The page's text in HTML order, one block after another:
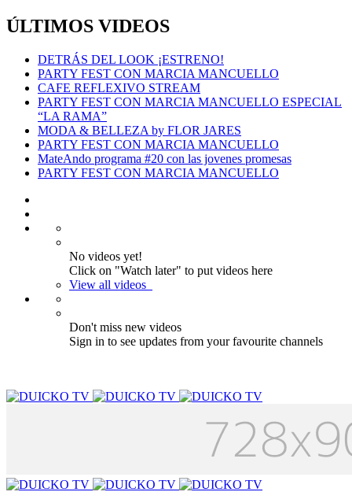
ÚLTIMOS VIDEOS
DETRÁS DEL LOOK ¡ESTRENO!
PARTY FEST CON MARCIA MANCUELLO
CAFE REFLEXIVO STREAM
PARTY FEST CON MARCIA MANCUELLO ESPECIAL
“LA RAMA”
MODA & BELLEZA by FLOR JARES
PARTY FEST CON MARCIA MANCUELLO
MateAndo programa #20 con las jovenes promesas
PARTY FEST CON MARCIA MANCUELLO
No videos yet!
Click on "Watch later" to put videos here
View all videos
Don't miss new videos
Sign in to see updates from your favourite channels